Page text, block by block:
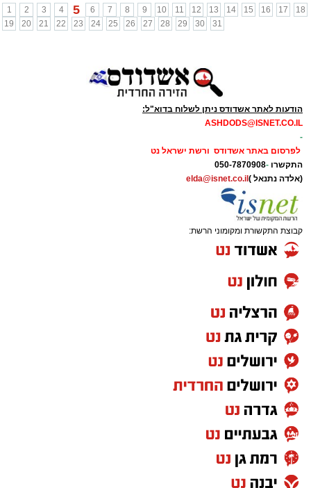
1
2 3 4 5 6 7 8 9 10 11 12 13 14 15 16 17
18
19
20 21 22 23 24 25 26 27 28 29 30 31
הודעות לאתר אשדודס ניתן לשלוח בדוא"ל:
ASHDODS@ISNET.CO.IL
-
לפרסום באתר אשדודס ורשת ישראל נט
התקשרו -
050-7870908
(אלדה נתנאל ) elda@isnet.co.il
קבוצת התקשורת ומקומוני הרשת: